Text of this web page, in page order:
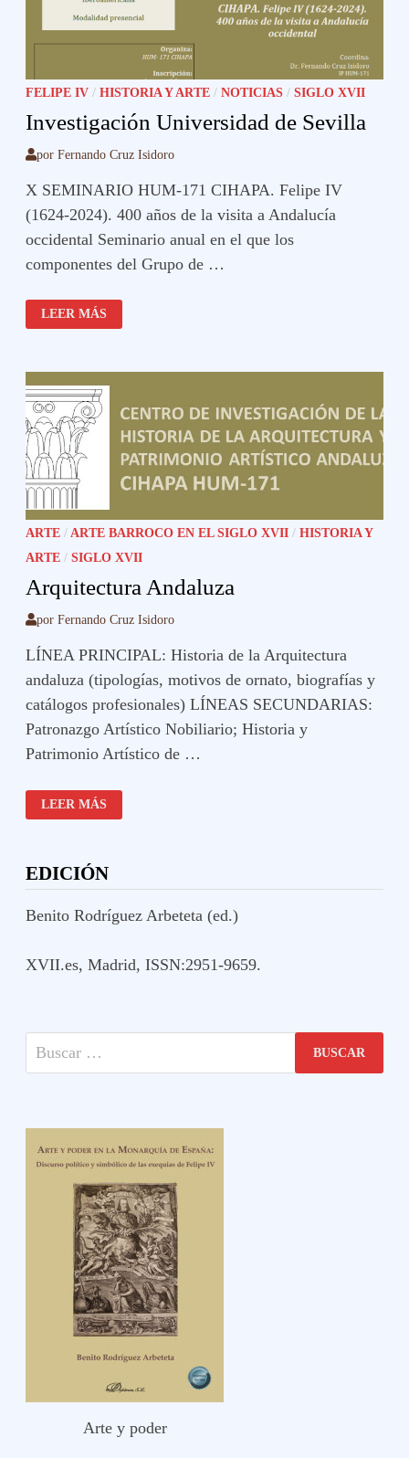
FELIPE IV /HISTORIA Y ARTE /NOTICIAS /SIGLO XVII
Investigación Universidad de Sevilla
porFernando Cruz Isidoro
X SEMINARIO HUM-171 CIHAPA. Felipe IV
(1624-2024). 400 años de la visita a Andalucía
occidental Seminario anual en el que los
componentes del Grupo de …
INVESTIGACIÓN
UNIVERSIDAD
DE
LEER MÁS
ARTE /ARTE BARROCO EN EL SIGLO XVII /HISTORIA Y
ARTE /SIGLO XVII
Arquitectura Andaluza
porFernando Cruz Isidoro
LÍNEA PRINCIPAL: Historia de la Arquitectura
andaluza (tipologías, motivos de ornato, biografías y
catálogos profesionales) LÍNEAS SECUNDARIAS:
Patronazgo Artístico Nobiliario; Historia y
Patrimonio Artístico de …
ARQUITECTURA
ANDALUZA
LEER MÁS
EDICIÓN
Benito Rodríguez Arbeteta (ed.)
XVII.es, Madrid, ISSN:2951-9659.
Buscar:
Arte y poder